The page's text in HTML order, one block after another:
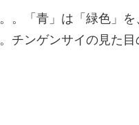
。「青」は「緑色」を
チンゲンサイの見た